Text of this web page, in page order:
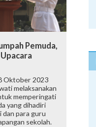
Pemuda,
Oktober 2023
melaksanakan
memperingati
yang dihadiri
dan para guru
sekolah.